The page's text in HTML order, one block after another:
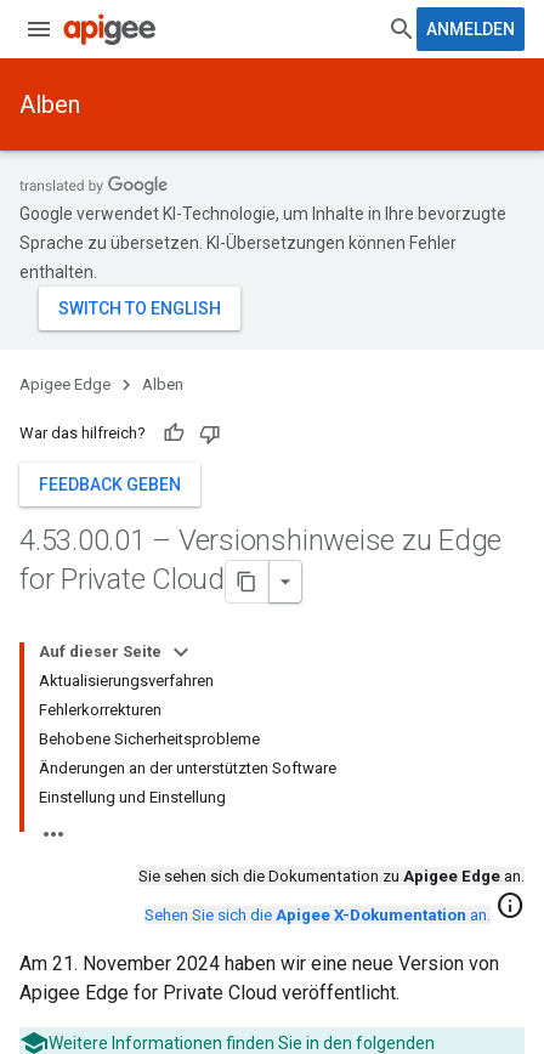
ANMELDEN
Alben
Google verwendet KI-Technologie, um Inhalte in Ihre bevorzugte
Sprache zu übersetzen. KI-Übersetzungen können Fehler
enthalten.
Apigee Edge Alben
War das hilfreich?
FEEDBACK GEBEN
4.53.00.01 – Versionshinweise zu Edge
for Private Cloud
Auf dieser Seite
Aktualisierungsverfahren
Fehlerkorrekturen
Behobene Sicherheitsprobleme
Änderungen an der unterstützten Software
Einstellung und Einstellung
Sie sehen sich die Dokumentation zu Apigee Edge an.
Sehen Sie sich die Apigee X-Dokumentation an. info
Am 21. November 2024 haben wir eine neue Version von
Apigee Edge for Private Cloud veröffentlicht.
Weitere Informationen finden Sie in den folgenden